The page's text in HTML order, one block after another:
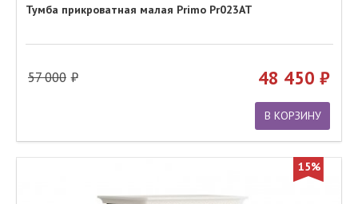
Тумба прикроватная малая Primo Pr023AT
57 000 48 450
В КОРЗИНУ
15%